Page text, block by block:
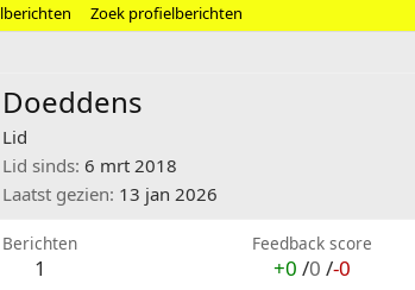
Zoek profielberichten
Doeddens
Lid
Lid sinds 6 mrt 2018
Laatst gezien 13 jan 2026
Berichten
1
Feedback score
+0 /0 /-0